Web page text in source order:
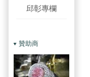
邱彰專欄
贊助商